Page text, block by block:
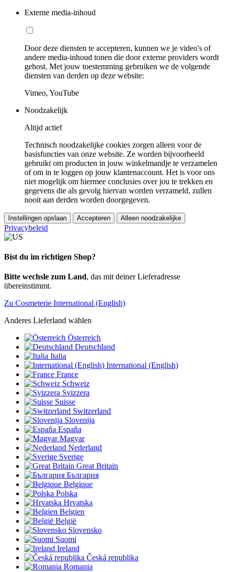
Externe media-inhoud
Door deze diensten te accepteren, kunnen we je video's of
andere media-inhoud tonen die door externe providers wordt
gehost. Met jouw toestemming gebruiken we de volgende
diensten van derden op deze website:
Vimeo, YouTube
Noodzakelijk
Altijd actief
Technisch noodzakelijke cookies zorgen alleen voor de
basisfuncties van onze website. Ze worden bijvoorbeeld
gebruikt om producten in jouw winkelmandje te verzamelen
of om in te loggen op jouw klantenaccount. Het is voor ons
niet mogelijk om hiermee conclusies over jou te trekken en
gegevens die als gevolg hiervan worden verzameld, zullen
nooit aan derden worden doorgegeven.
Instellingen opslaan Accepteren Alleen noodzakelijke
Privacybeleid
Bist du im richtigen Shop?
Bitte wechsle zum Land, das mit deiner Lieferadresse
übereinstimmt.
Zu Cosmeterie International (English)
Anderes Lieferland wählen
Österreich
Deutschland
Italia
International (English)
France
Schweiz
Svizzera
Suisse
Switzerland
Slovenija
España
Magyar
Nederland
Sverige
Great Britain
България
Belgique
Polska
Hrvatska
Belgien
België
Slovensko
Suomi
Ireland
Česká republika
Romania